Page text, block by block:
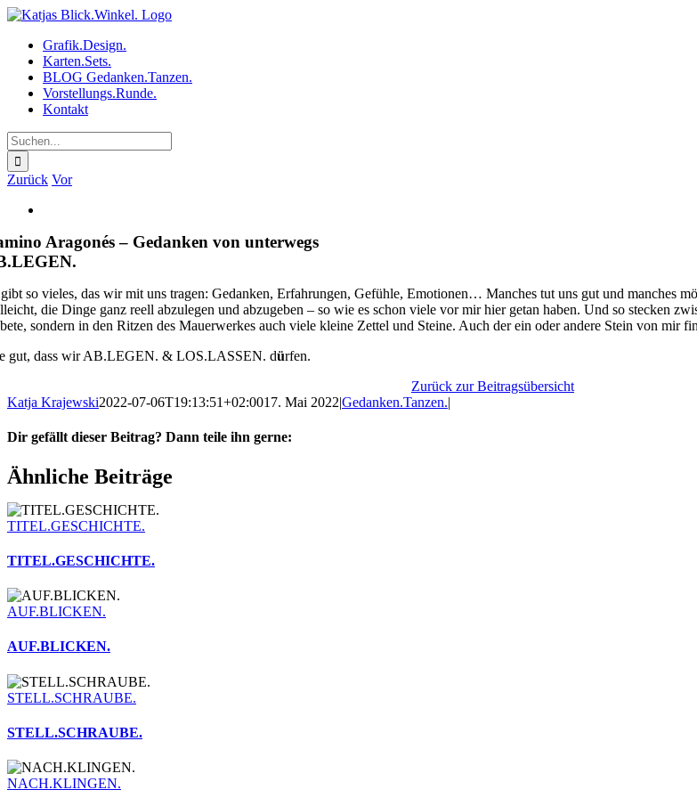
Zum
springenGrafik.Design.
Karten.Sets.
BLOG Gedanken.Tanzen.
Vorstellungs.Runde.
Kontakt
Suche
nach:
Zurück Vor
Bild
Aragonés – Gedanken von unterwegs
so vieles, das wir mit uns tragen: Gedanken, Erfahrungen, Gefühle, Emotionen… Manches tut uns gut und manches
die Dinge ganz reell abzulegen und abzugeben – so wie es schon viele vor mir hier getan haben. Und so stecken
sondern in den Ritzen des Mauerwerkes auch viele kleine Zettel und Steine. Auch der ein oder andere Stein von mir
gut, dass wir AB.LEGEN. & LOS.LASSEN. dürfen.
Zurück zur Beitragsübersicht
Katja Krajewski2022-07-06T19:13:51+02:0017. Mai 2022|Gedanken.Tanzen.|
Dir gefällt dieser Beitrag? Dann teile ihn gerne:
Facebook
X
WhatsApp
Telegram
Pinterest
E-
Mail
Ähnliche Beiträge
TITEL.GESCHICHTE.
TITEL.GESCHICHTE.
AUF.BLICKEN.
AUF.BLICKEN.
STELL.SCHRAUBE.
STELL.SCHRAUBE.
NACH.KLINGEN.